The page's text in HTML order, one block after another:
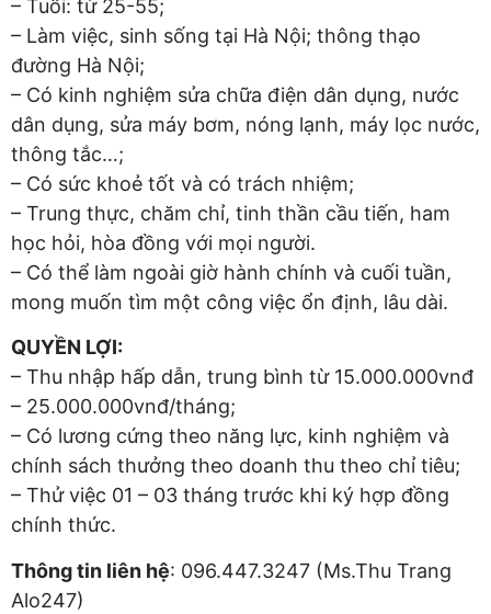
– Tuổi: từ 25-55;
– Làm việc, sinh sống tại Hà Nội; thông thạo
đường Hà Nội;
– Có kinh nghiệm sửa chữa điện dân dụng, nước
dân dụng, sửa máy bơm, nóng lạnh, máy lọc nước,
thông tắc…;
– Có sức khoẻ tốt và có trách nhiệm;
– Trung thực, chăm chỉ, tinh thần cầu tiến, ham
học hỏi, hòa đồng với mọi người.
– Có thể làm ngoài giờ hành chính và cuối tuần,
mong muốn tìm một công việc ổn định, lâu dài.
QUYỀN LỢI:
– Thu nhập hấp dẫn, trung bình từ 15.000.000vnđ
– 25.000.000vnđ/tháng;
– Có lương cứng theo năng lực, kinh nghiệm và
chính sách thưởng theo doanh thu theo chỉ tiêu;
– Thử việc 01 – 03 tháng trước khi ký hợp đồng
chính thức.
Thông tin liên hệ: 096.447.3247 (Ms.Thu Trang
Alo247)